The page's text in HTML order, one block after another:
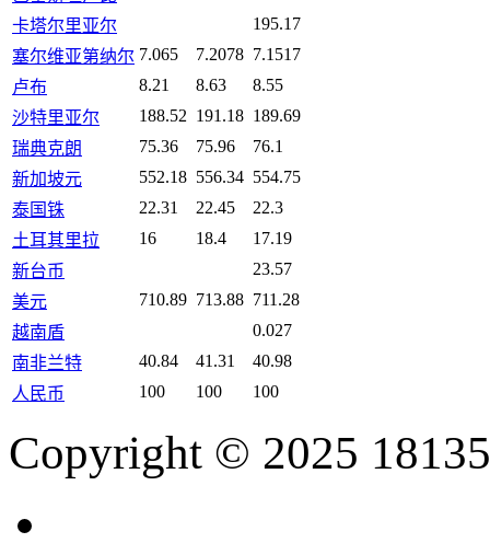
卡塔尔里亚尔
195.17
塞尔维亚第纳尔 7.065 7.2078 7.1517
卢布
8.21 8.63
8.55
沙特里亚尔
188.52 191.18 189.69
瑞典克朗
75.36 75.96
76.1
新加坡元
552.18 556.34 554.75
泰国铢
22.31 22.45
22.3
土耳其里拉
16 18.4
17.19
新台币
23.57
美元
710.89 713.88 711.28
越南盾
0.027
南非兰特
40.84 41.31
40.98
人民币
100 100 100
Copyright © 2025